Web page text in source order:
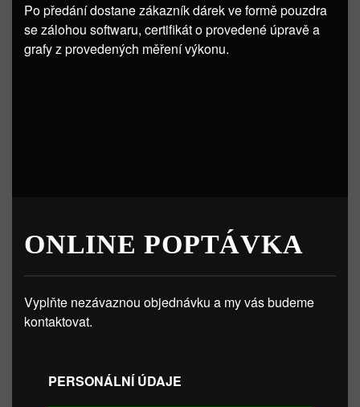
Po předání dostane zákazník dárek ve formě pouzdra
se zálohou softwaru, certifikát o provedené úpravě a
grafy z provedených měření výkonu.
ONLINE POPTÁVKA
Vyplňte nezávaznou objednávku a my vás budeme
kontaktovat.
PERSONÁLNÍ ÚDAJE